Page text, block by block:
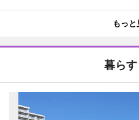
もっと
暮らす